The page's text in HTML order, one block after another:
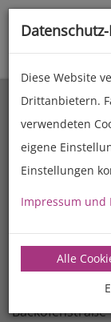
Firma
MANZ
Backofenstraße
Diese Website
Drittanbietern.
verwendeten
eigene
Einstellungen
Impressum und
Alle